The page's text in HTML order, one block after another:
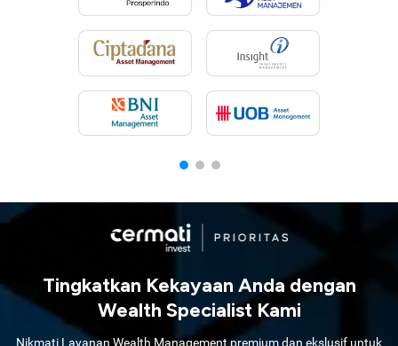
Tingkatkan Kekayaan Anda dengan
Wealth Specialist Kami
Nikmati Layanan Wealth Management premium dan ekslusif untuk